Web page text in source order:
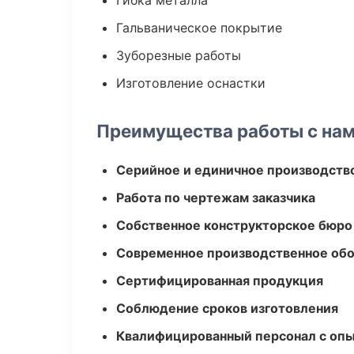
Гальваническое покрытие
Зуборезные работы
Изготовление оснастки
Преимущества работы с
Серийное и единичное
Работа по чертежам заказчика
Собственное конструкторское бюро
Современное производственное
Сертифицированная продукция
Соблюдение сроков изготовления
Квалифицированный персонал с